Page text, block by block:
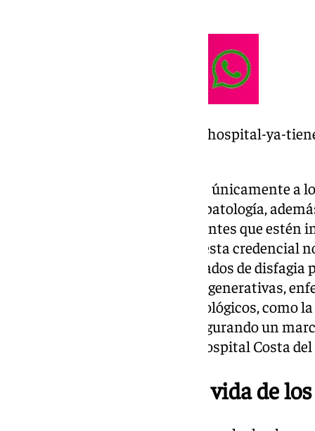
https://www.101tv.es/el-tercer-hospital-ya-
Este sello acreditativo se otorga únicamente a
sistema de diagnóstico de esta patología,
para adaptar la dieta a los pacientes que estén
objetivo fundamental de tener esta credencial
cuidados de los pacientes afectados de disfagia
otorrinolaringológicas, neurodegenerativas,
secundarias a tratamiento oncológicos, como
cabeza y cuello, entre otros, asegurando un
excelencia», afirman desde el Hospital Costa
Mejorar la calidad de vida de